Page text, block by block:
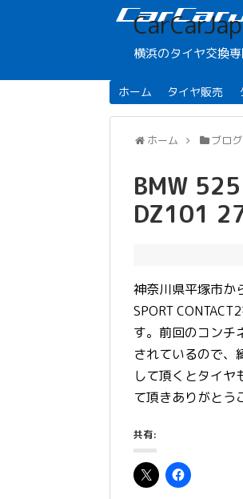
横浜のタイヤ交換
ホーム タイヤ販売
ホーム ブログ
BMW
DZ101
神奈川県平塚市か
SPORT
す。前回のコンチ
されているので、
して頂くとタイヤ
て頂きありがとう
共有: